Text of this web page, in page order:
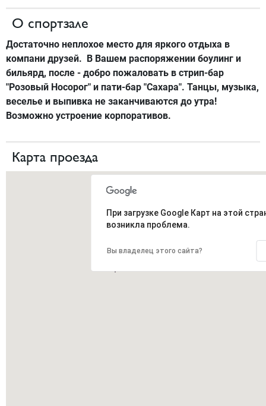
О спортзале
Достаточно неплохое место для яркого отдыха в
компани друзей. В Вашем распоряжении боулинг и
бильярд, после - добро пожаловать в стрип-бар
"Розовый Носорог" и пати-бар "Сахара". Танцы, музыка,
веселье и выпивка не заканчиваются до утра!
Возможно устроение корпоративов.
Карта проезда
При загрузке Google Карт на этой
возникла проблема.
Вы владелец этого сайта?